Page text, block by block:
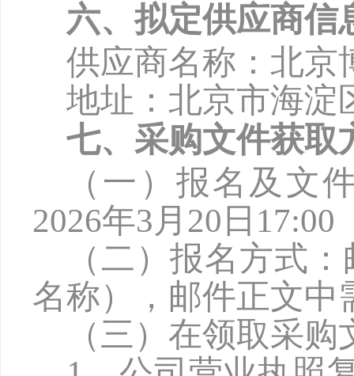
六、拟定供应商信
供应商名称：北京
地址：北京市海淀
七、采购文件获取
（一）报名及文
2026年3月20日
（二）报名方式
名称），邮件正文中
（三）在领取采